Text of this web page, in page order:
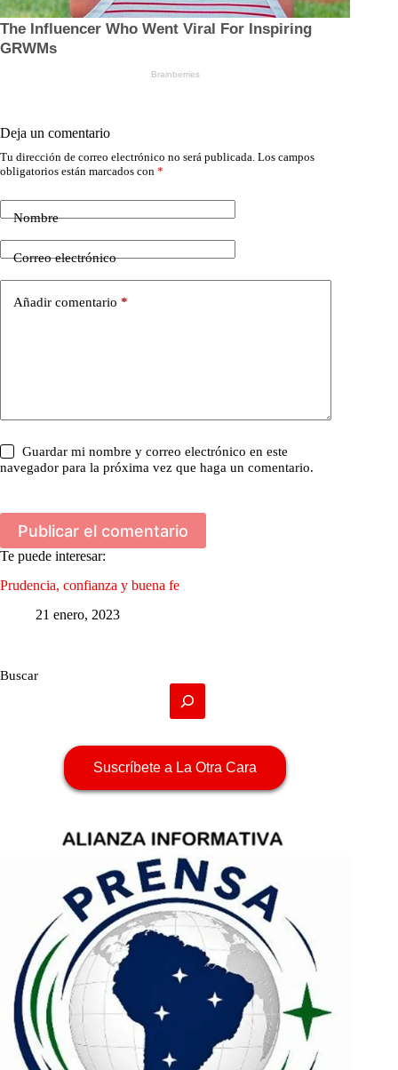
Deja un comentario
Tu dirección de correo electrónico no será publicada. Los campos
obligatorios están marcados con *
Nombre
Correo electrónico
Añadir comentario *
Guardar mi nombre y correo electrónico en este
navegador para la próxima vez que haga un comentario.
Publicar el comentario
Te puede interesar:
Prudencia, confianza y buena fe
21 enero, 2023
Buscar
Suscríbete a La Otra Cara